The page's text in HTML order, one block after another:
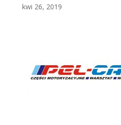
kwi 26, 2019